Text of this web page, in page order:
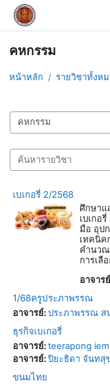
ข้ามไปที่เนื้อหาหลัก
คหกรรม
หน้าหลัก รายวิชาทั้งห
ประเภทของรายวิชา
ค้นหารายวิชา
เบเกอรี่ 2/2568
ศึกษาแ
เบเกอ
มือ อุป
เทคนิค
คำนวณ
การเลื
อาจาร
1/68ครูประภาพรรณ
อาจารย์:ประภาพรรณ ส
ธุรกิจเบเกอรี่
อาจารย์:teerapong
อาจารย์:ปิยะธิดา จันทสุ
ขนมไทย